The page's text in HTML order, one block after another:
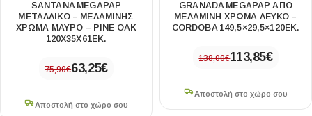
SANTANA MEGAPAP
ΜΕΤΑΛΛΙΚΌ – ΜΕΛΑΜΊΝΗΣ
ΧΡΏΜΑ ΜΑΎΡΟ – PINE OAK
120X35X61ΕΚ.
75,90€63,25€
Αποστολή στο χώρο σου
GRANADA MEGAPAP ΑΠΌ
ΜΕΛΑΜΊΝΗ ΧΡΏΜΑ ΛΕΥΚΌ –
CORDOBA 149,5×29,5×120ΕΚ.
138,00€113,85€
Αποστολή στο χώρο σου